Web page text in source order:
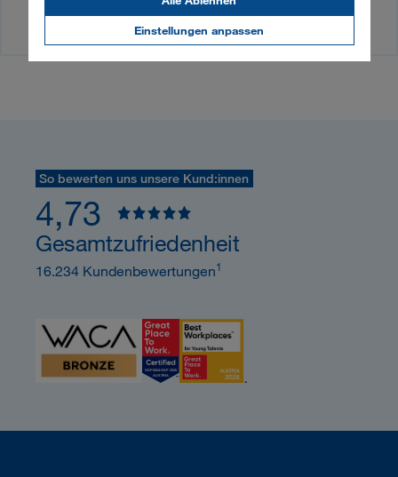
Einstellungen anpassen
Medienkontakt
So bewerten uns unsere Kund:innen
4,73
Gesamtzufriedenheit
16.234 Kundenbewertungen1